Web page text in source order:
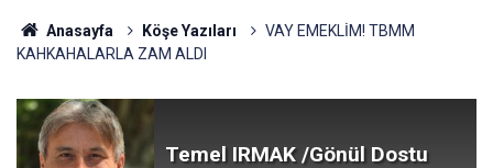
Anasayfa Köşe Yazıları
VAY EMEKLİM! TBMM
KAHKAHALARLA ZAM ALDI
Temel IRMAK /Gönül Dostu